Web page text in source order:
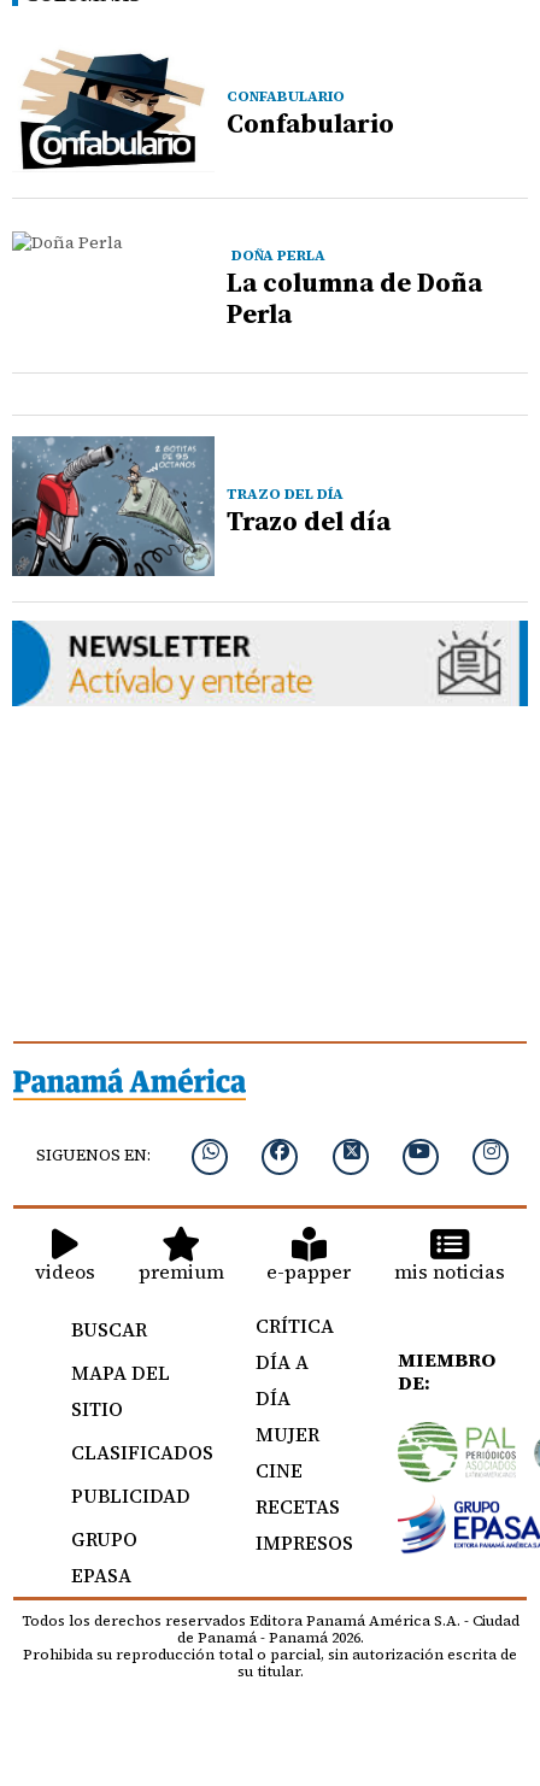
CONFABULARIO
Confabulario
DOÑA PERLA
La columna de Doña
Perla
TRAZO DEL DÍA
Trazo del día
SIGUENOS EN:
videos premium e-papper mis noticias
BUSCAR
MAPA DEL
SITIO
CLASIFICADOS
PUBLICIDAD
GRUPO
EPASA
CRÍTICA
DÍA A
DÍA
MUJER
CINE
RECETAS
IMPRESOS
MIEMBRO
DE:
Todos los derechos reservados Editora Panamá América S.A. - Ciudad
de Panamá - Panamá 2026.
Prohibida su reproducción total o parcial, sin autorización escrita de
su titular.